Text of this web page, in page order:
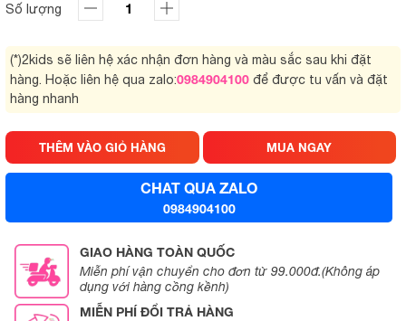
Số lượng
(*)2kids sẽ liên hệ xác nhận đơn hàng và màu sắc sau khi đặt
hàng. Hoặc liên hệ qua zalo:0984904100 để được tu vấn và đặt
hàng nhanh
THÊM VÀO GIỎ HÀNG MUA NGAY
CHAT QUA ZALO
0984904100
GIAO HÀNG TOÀN QUỐC
Miễn phí vận chuyển cho đơn từ 99.000đ.(Không áp
dụng với hàng cồng kềnh)
MIỄN PHÍ ĐỔI TRẢ HÀNG